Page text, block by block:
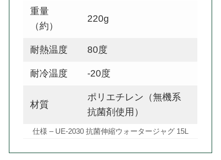
重量
（約）
220g
耐熱温度 80度
耐冷温度 -20度
材質
ポリエチレン（無機系
抗菌剤使用）
仕様 – UE-2030 抗菌伸縮ウォータージャグ 15L